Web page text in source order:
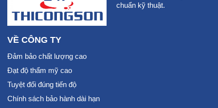
chuẩn kỹ thuật.
VỀ CÔNG TY
Đảm bảo chất lượng cao
Đạt độ thẩm mỹ cao
Tuyệt đối đúng tiến độ
Chính sách bảo hành dài hạn